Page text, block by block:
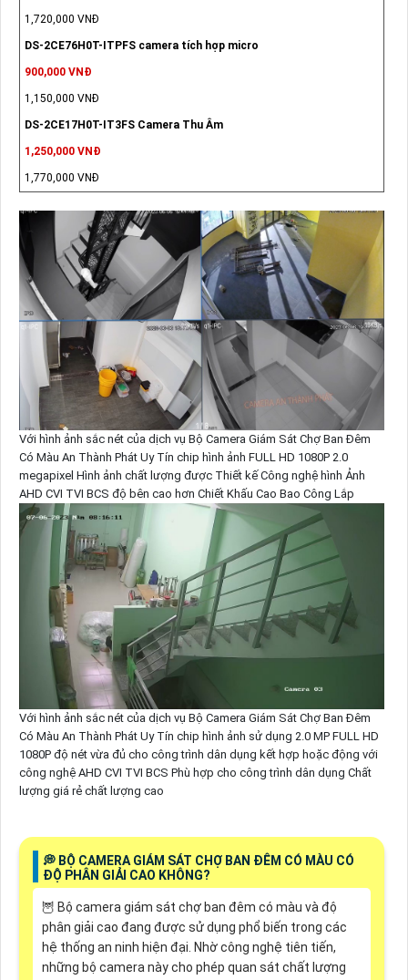
1,720,000 VNĐ
DS-2CE76H0T-ITPFS camera tích hợp micro
900,000 VNĐ
1,150,000 VNĐ
DS-2CE17H0T-IT3FS Camera Thu Âm
1,250,000 VNĐ
1,770,000 VNĐ
Với hình ảnh sắc nét của dịch vụ Bộ Camera Giám Sát Chợ Ban Đêm
Có Màu An Thành Phát Uy Tín chip hình ảnh FULL HD 1080P 2.0
megapixel Hình ảnh chất lượng được Thiết kế Công nghệ hình Ảnh
AHD CVI TVI BCS độ bên cao hơn Chiết Khấu Cao Bao Công Lắp
Với hình ảnh sắc nét của dịch vụ Bộ Camera Giám Sát Chợ Ban Đêm
Có Màu An Thành Phát Uy Tín chip hình ảnh sử dụng 2.0 MP FULL HD
1080P độ nét vừa đủ cho công trình dân dụng kết hợp hoặc động với
công nghệ AHD CVI TVI BCS Phù hợp cho công trình dân dụng Chất
lượng giá rẻ chất lượng cao
️💭 BỘ CAMERA GIÁM SÁT CHỢ BAN ĐÊM CÓ MÀU CÓ
ĐỘ PHÂN GIẢI CAO KHÔNG?
🦉 Bộ camera giám sát chợ ban đêm có màu và độ
phân giải cao đang được sử dụng phổ biến trong các
hệ thống an ninh hiện đại. Nhờ công nghệ tiên tiến,
những bộ camera này cho phép quan sát chất lượng